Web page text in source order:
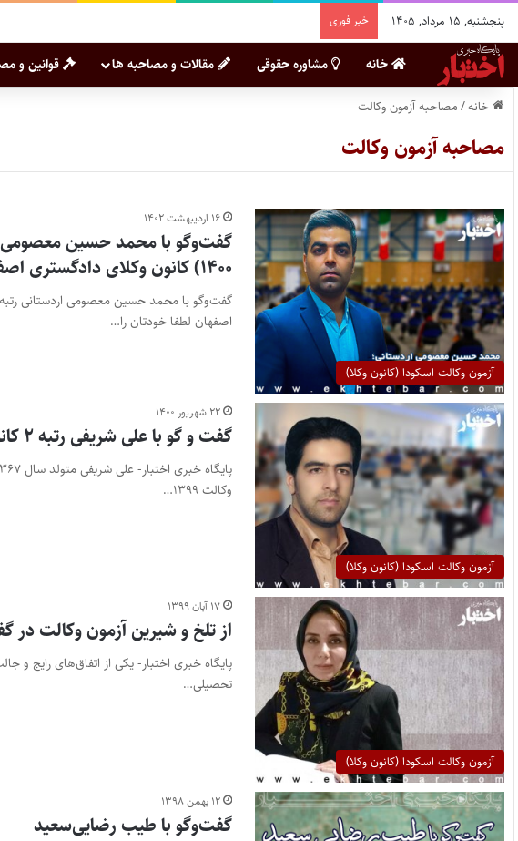
پنجشنبه, ۱۵ مرداد, ۱۴۰۵ خبر فوری
خانه مشاوره حقوقی مقالات و مصاحبه ها قوانین و
خانه/مصاحبه آزمون وکالت
مصاحبه آزمون وکالت
آزمون وکالت اسکودا (کانون وکلا)
۱۶ اردیبهشت ۱۴۰۲
۱۴۰۰) کانون وکلای دادگستری اصفهان
اصفهان لطفا خودتان را…
آزمون وکالت اسکودا (کانون وکلا)
۲۲ شهریور ۱۴۰۰
گفت و گو با علی شریفی رتبه ۲ کانون اصفهان در آزمون وکالت ۹۹
وکالت ۱۳۹۹…
آزمون وکالت اسکودا (کانون وکلا)
۱۷ آبان ۱۳۹۹
از تلخ و شیرین آزمون وکالت در
پایگاه خبری اختبار- یکی از اتفاق‌های رایج و
تحصیلی…
۱۲ بهمن ۱۳۹۸
گفت‌وگو با طیب رضایی‌سعید